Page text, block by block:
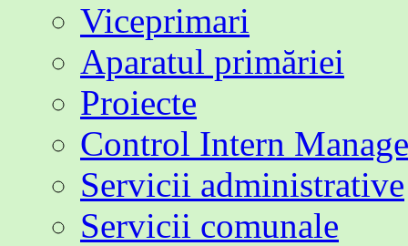
Viceprimari
Aparatul primăriei
Proiecte
Control Intern
Servicii administrative
Servicii comunale